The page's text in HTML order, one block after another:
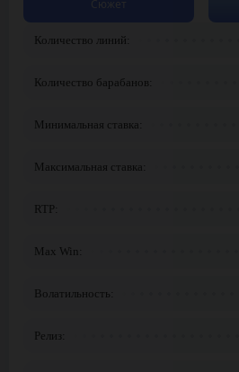
Количество линий:
Количество барабанов:
Минимальная ставка:
Максимальная ставка:
RTP:
Max Win:
Волатильность:
Релиз:
Сюжет